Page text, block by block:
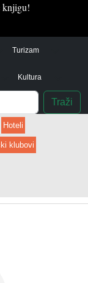
knjigu!
Turizam
Kultura
Traži
Hoteli
klubovi